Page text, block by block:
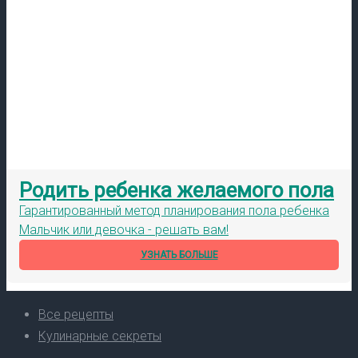
Родить ребенка желаемого пола
Гарантированный метод планирования пола ребенка
Мальчик или девочка - решать вам!
УЗНАТЬ БОЛЬШЕ
Все рецепты
Кулинарные секреты